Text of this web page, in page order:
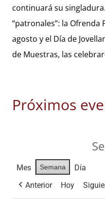
continuará su
“patronales”: la Ofrenda
agosto y el Día de
de Muestras, las
Próximos
Mes Semana
Día
Anterior
Hoy